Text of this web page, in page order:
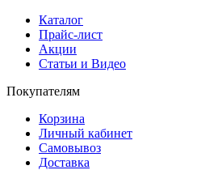
Каталог
Прайс-лист
Акции
Статьи и Видео
Покупателям
Корзина
Личный кабинет
Самовывоз
Доставка